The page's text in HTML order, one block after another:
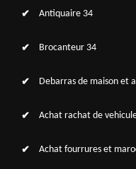
Antiquaire 34
Brocanteur 34
Debarras de maison et
Achat rachat de
Achat fourrures et